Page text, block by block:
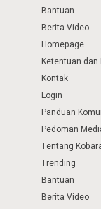
Bantuan
Berita Video
Homepage
Ketentuan dan
Kontak
Login
Panduan
Pedoman
Tentang
Trending
Bantuan
Berita Video